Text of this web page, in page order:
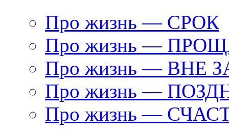
Про жизнь — СРОК
Про жизнь —
Про жизнь — ВНЕ
Про жизнь —
Про жизнь —